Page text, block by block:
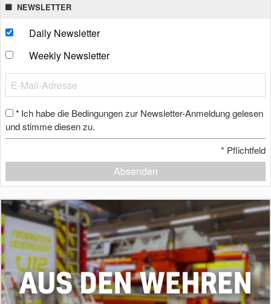
NEWSLETTER
Daily Newsletter
Weekly Newsletter
* Ich habe die Bedingungen zur Newsletter-Anmeldung gelesen
und stimme diesen zu.
* Pflichtfeld
Absenden